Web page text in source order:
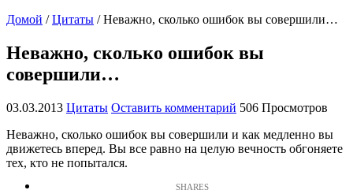
Домой / Цитаты / Неважно, сколько ошибок вы совершили…
Неважно, сколько ошибок вы
совершили…
03.03.2013 Цитаты Оставить комментарий 506 Просмотров
Неважно, сколько ошибок вы совершили и как медленно вы
движетесь вперед. Вы все равно на целую вечность обгоняете
тех, кто не попытался.